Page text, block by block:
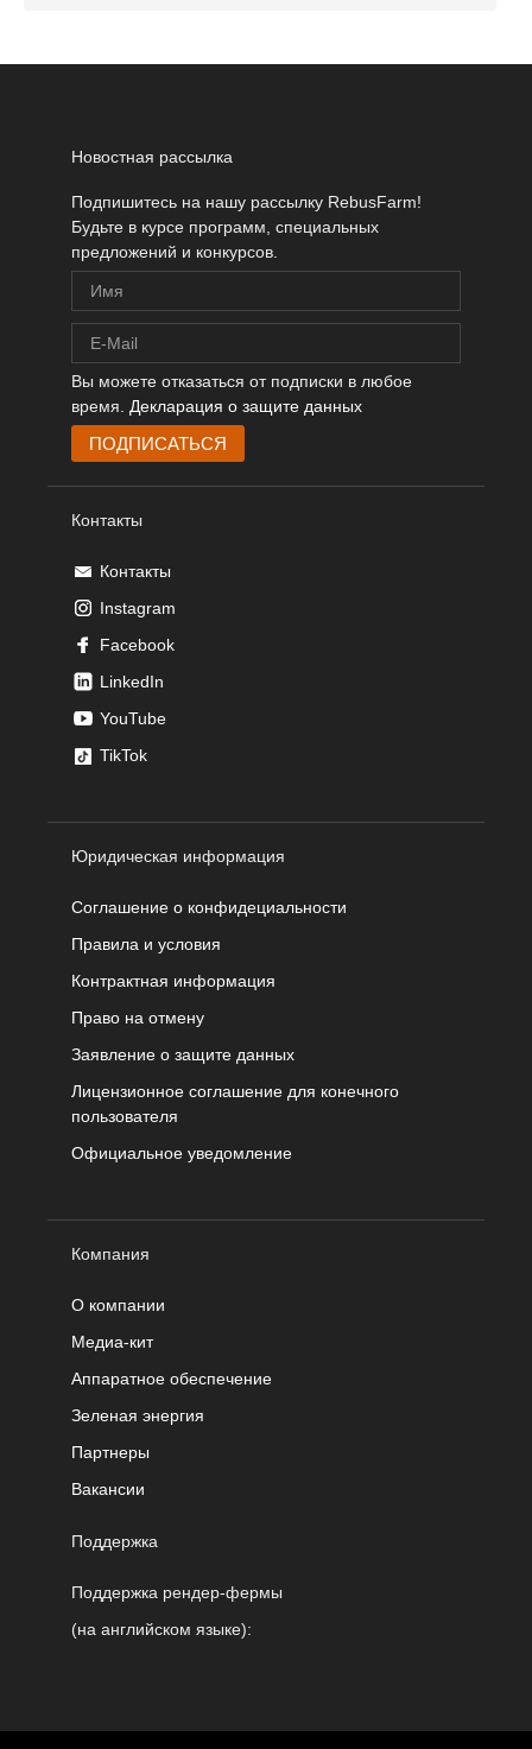
Новостная рассылка
Подпишитесь на нашу рассылку RebusFarm!
Будьте в курсе программ, специальных
предложений и конкурсов.
Вы можете отказаться от подписки в любое
время. Декларация о защите данных
Контакты
Контакты
Instagram
Facebook
LinkedIn
YouTube
TikTok
Юридическая информация
Соглашение о конфидециальности
Правила и условия
Контрактная информация
Право на отмену
Заявление о защите данных
Лицензионное соглашение для конечного
пользователя
Официальное уведомление
Компания
О компании
Медиа-кит
Аппаратное обеспечение
Зеленая энергия
Партнеры
Вакансии
Поддержка
Поддержка рендер-фермы
(на английском языке):